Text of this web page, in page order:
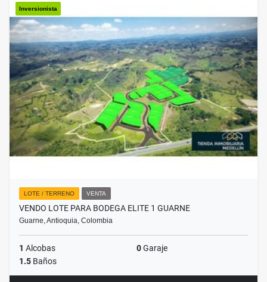
Inversionista
LOTE / TERRENO VENTA
VENDO LOTE PARA BODEGA ELITE 1 GUARNE
Guarne, Antioquia, Colombia
1 Alcobas 0Garaje
1.5 Baños